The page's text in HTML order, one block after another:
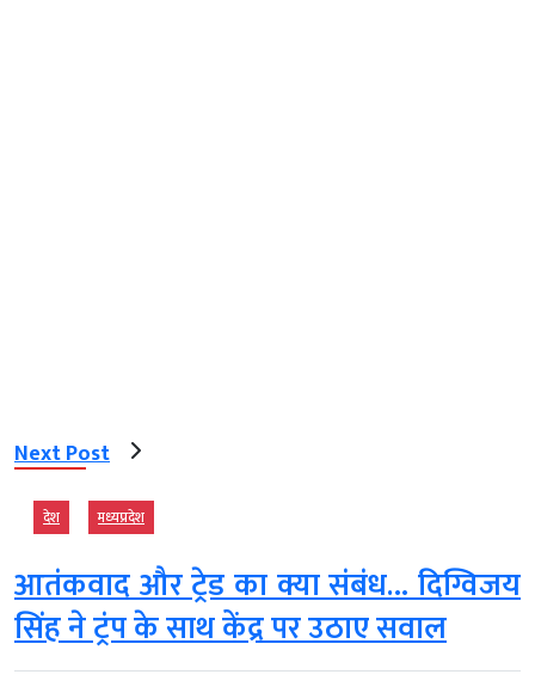
Next Post
देश मध्‍यप्रदेश
आतंकवाद और ट्रेड का क्या संबंध… दिग्विजय
सिंह ने ट्रंप के साथ केंद्र पर उठाए सवाल